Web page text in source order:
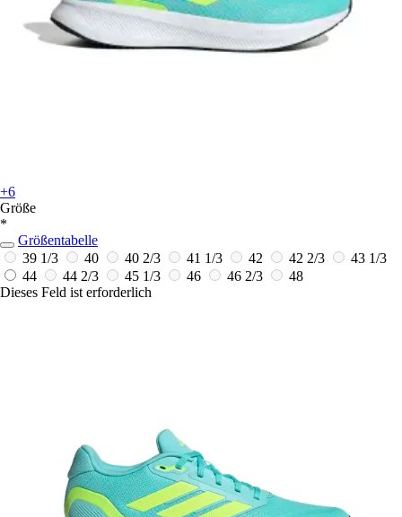
+6
Größe
*
Größentabelle
39 1/3
40 40 2/3 41 1/3 42 42 2/3
43 1/3
44
44 2/3 45 1/3 46 46 2/3
48
Dieses Feld ist erforderlich